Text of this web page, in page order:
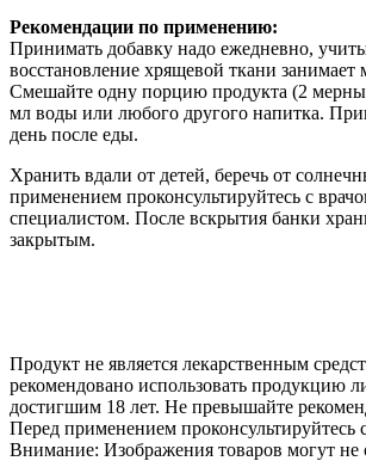
Рекомендации по применению:
Принимать добавку надо ежедневно,
восстановление хрящевой ткани занимает
Смешайте одну порцию продукта (2
мл воды или любого другого напитка.
день после еды.
Хранить вдали от детей, беречь от
применением проконсультируйтесь с
специалистом. После вскрытия банки
закрытым.
Продукт не является лекарственным
рекомендовано использовать продукцию
достигшим 18 лет. Не превышайте
Перед применением проконсультируйтесь
Внимание: Изображения товаров могут не